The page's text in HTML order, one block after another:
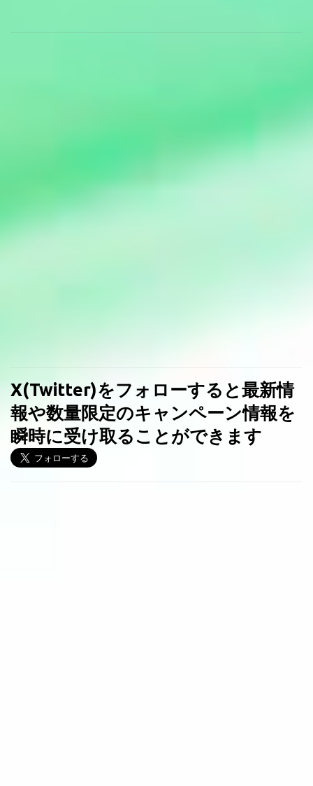
X(Twitter)をフォローすると最新情
報や数量限定のキャンペーン情報を
瞬時に受け取ることができます